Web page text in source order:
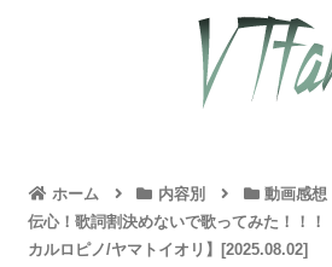
ホーム 内容別 動画感想
伝心！歌詞割決めないで歌ってみた！！
カルロピノ/ヤマトイオリ】[2025.08.02]